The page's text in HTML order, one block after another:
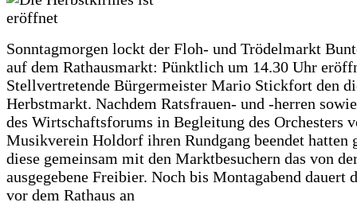
Sonntagmorgen lockt der Floh- und Trödelmarkt
auf dem Rathausmarkt: Pünktlich um 14.30 Uhr
Stellvertretende Bürgermeister Mario Stickfort den
Herbstmarkt. Nachdem Ratsfrauen- und -herren
des Wirtschaftsforums in Begleitung des Orchesters
Musikverein Holdorf ihren Rundgang beendet hatten
diese gemeinsam mit den Marktbesuchern das von
ausgegebene Freibier. Noch bis Montagabend dauert
vor dem Rathaus an